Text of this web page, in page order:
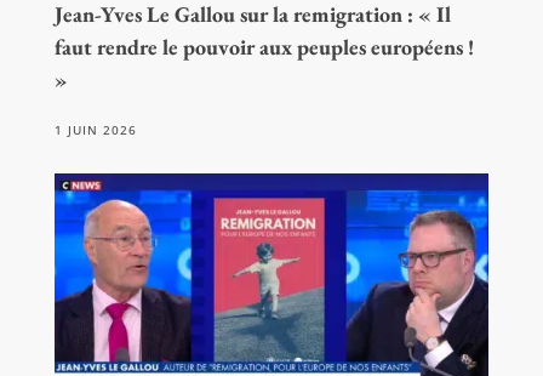
Jean-Yves Le Gallou sur la remigration : « Il
faut rendre le pouvoir aux peuples européens !
»
1 JUIN 2026